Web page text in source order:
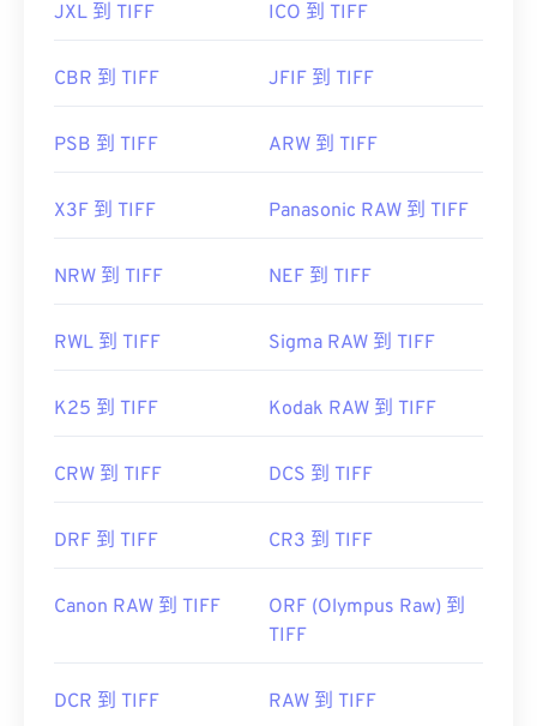
JXL 到 TIFF ICO 到 TIFF
CBR 到 TIFF JFIF 到 TIFF
PSB 到 TIFF ARW 到 TIFF
X3F 到 TIFF Panasonic RAW 到 TIFF
NRW 到 TIFF NEF 到 TIFF
RWL 到 TIFF Sigma RAW 到 TIFF
K25 到 TIFF Kodak RAW 到 TIFF
CRW 到 TIFF DCS 到 TIFF
DRF 到 TIFF CR3 到 TIFF
Canon RAW 到 TIFF
ORF (Olympus Raw) 到
TIFF
DCR 到 TIFF RAW 到 TIFF